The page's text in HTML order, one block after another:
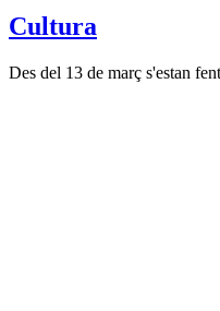
Cultura
Des del 13 de març s'estan